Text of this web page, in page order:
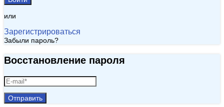
или
Зарегистрироваться
Забыли пароль?
Восстановление пароля
Отправить